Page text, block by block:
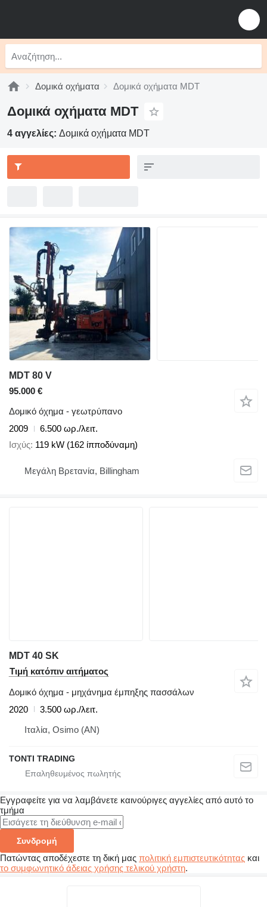
Δομικά οχήματα Δομικά οχήματα MDT
Δομικά οχήματα MDT
4 αγγελίες: Δομικά οχήματα MDT
MDT 80 V
95.000 €
Δομικό όχημα - γεωτρύπανο
2009
6.500 ωρ./λειτ.
Ισχύς 119 kW (162 ίπποδύναμη)
Μεγάλη Βρετανία, Billingham
MDT 40 SK
Τιμή κατόπιν αιτήματος
Δομικό όχημα - μηχάνημα έμπηξης πασσάλων
2020
3.500 ωρ./λειτ.
Ιταλία, Osimo (AN)
TONTI TRADING
Εγγραφείτε για να λαμβάνετε καινούριγες αγγελίες από αυτό το
τμήμα
Συνδρομή
Πατώντας αποδέχεστε τη δική μας πολιτική εμπιστευτικότητας και
το συμφωνητικό άδειας χρήσης τελικού χρήστη.